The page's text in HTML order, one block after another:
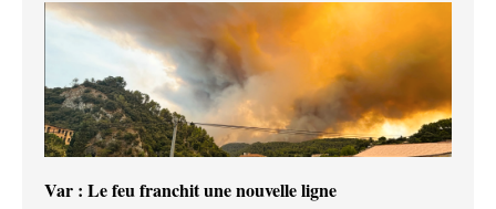
Var : Le feu franchit une nouvelle ligne